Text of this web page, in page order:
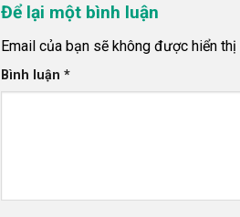
Để lại một bình luận
Email của bạn sẽ không được hiển thị
Bình luận *